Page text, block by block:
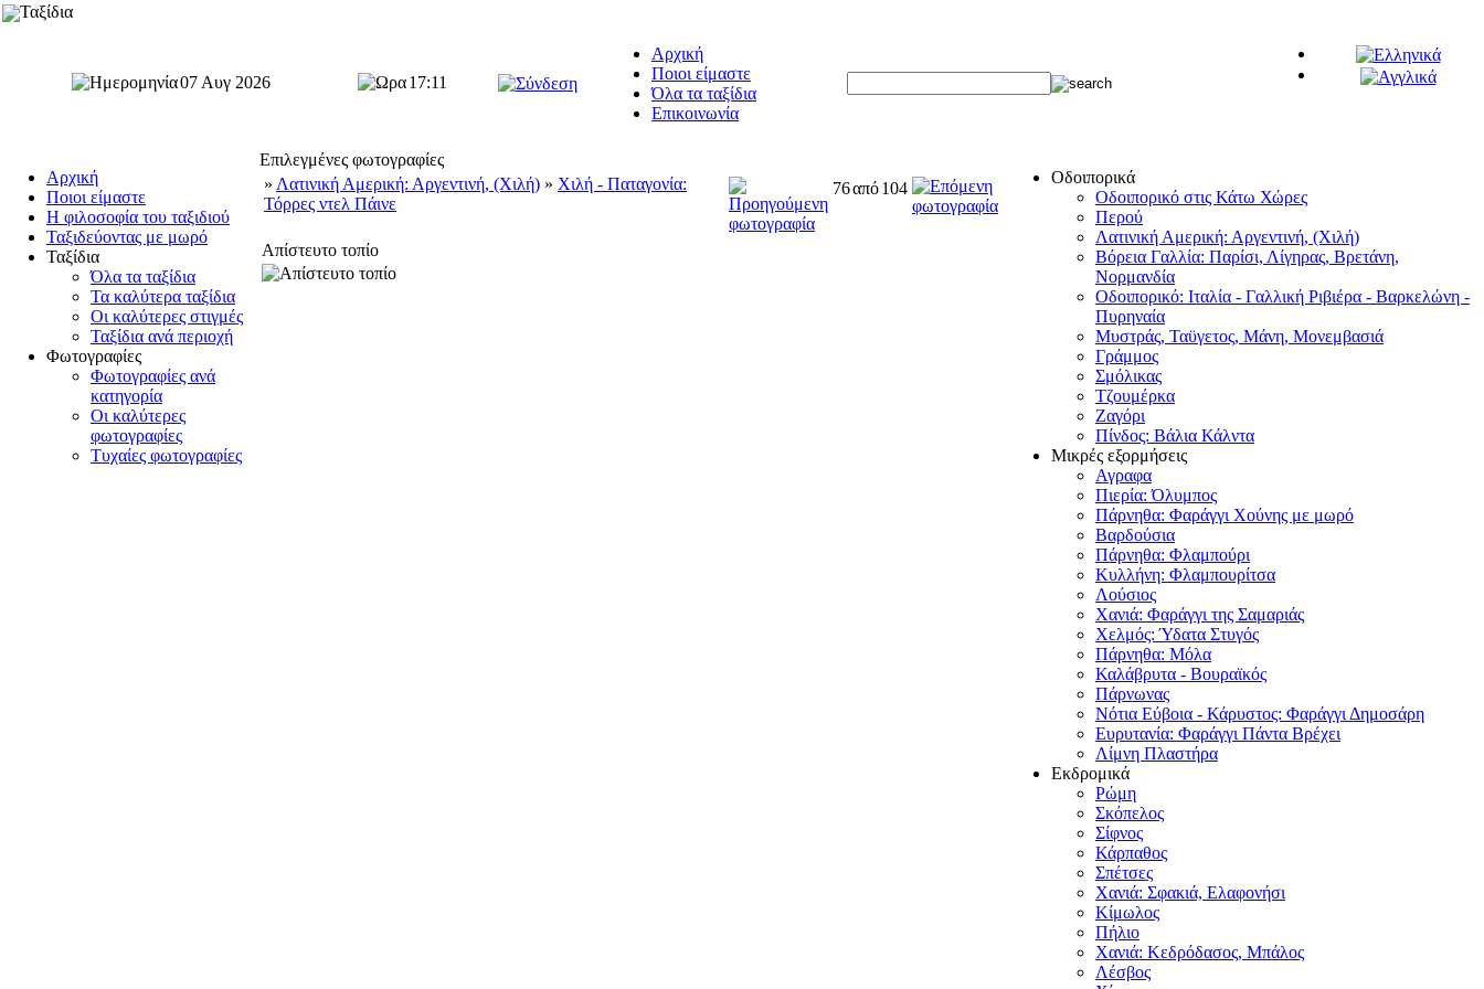
Ταξίδια
07 Αυγ 2026 17:11
Αρχική
Ποιοι είμαστε
Όλα τα ταξίδια
Επικοινωνία
Αρχική
Ποιοι είμαστε
Η φιλοσοφία του ταξιδιού
Ταξιδεύοντας με μωρό
Ταξίδια
Όλα τα ταξίδια
Τα καλύτερα ταξίδια
Οι καλύτερες στιγμές
Ταξίδια ανά περιοχή
Φωτογραφίες
Φωτογραφίες ανά
κατηγορία
Οι καλύτερες
φωτογραφίες
Τυχαίες φωτογραφίες
Επιλεγμένες φωτογραφίες
» Λατινική Αμερική: Αργεντινή, (Χιλή) » Χιλή - Παταγονία:
Τόρρες ντελ Πάινε
76από104
Απίστευτο τοπίο
Οδοιπορικά
Οδοιπορικό στις Κάτω Χώρες
Περού
Λατινική Αμερική: Αργεντινή, (Χιλή)
Βόρεια Γαλλία: Παρίσι, Λίγηρας, Βρετάνη,
Νορμανδία
Οδοιπορικό: Ιταλία - Γαλλική Ριβιέρα - Βαρκελώνη -
Πυρηναία
Μυστράς, Ταϋγετος, Μάνη, Μονεμβασιά
Γράμμος
Σμόλικας
Τζουμέρκα
Ζαγόρι
Πίνδος: Βάλια Κάλντα
Μικρές εξορμήσεις
Αγραφα
Πιερία: Όλυμπος
Πάρνηθα: Φαράγγι Χούνης με μωρό
Βαρδούσια
Πάρνηθα: Φλαμπούρι
Κυλλήνη: Φλαμπουρίτσα
Λούσιος
Χανιά: Φαράγγι της Σαμαριάς
Χελμός: Ύδατα Στυγός
Πάρνηθα: Μόλα
Καλάβρυτα - Βουραϊκός
Πάρνωνας
Νότια Εύβοια - Κάρυστος: Φαράγγι Δημοσάρη
Ευρυτανία: Φαράγγι Πάντα Βρέχει
Λίμνη Πλαστήρα
Εκδρομικά
Ρώμη
Σκόπελος
Σίφνος
Κάρπαθος
Σπέτσες
Χανιά: Σφακιά, Ελαφονήσι
Κίμωλος
Πήλιο
Χανιά: Κεδρόδασος, Μπάλος
Λέσβος